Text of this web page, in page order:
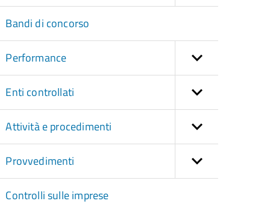
Bandi di concorso
Performance
Enti controllati
Attività e procedimenti
Provvedimenti
Controlli sulle imprese